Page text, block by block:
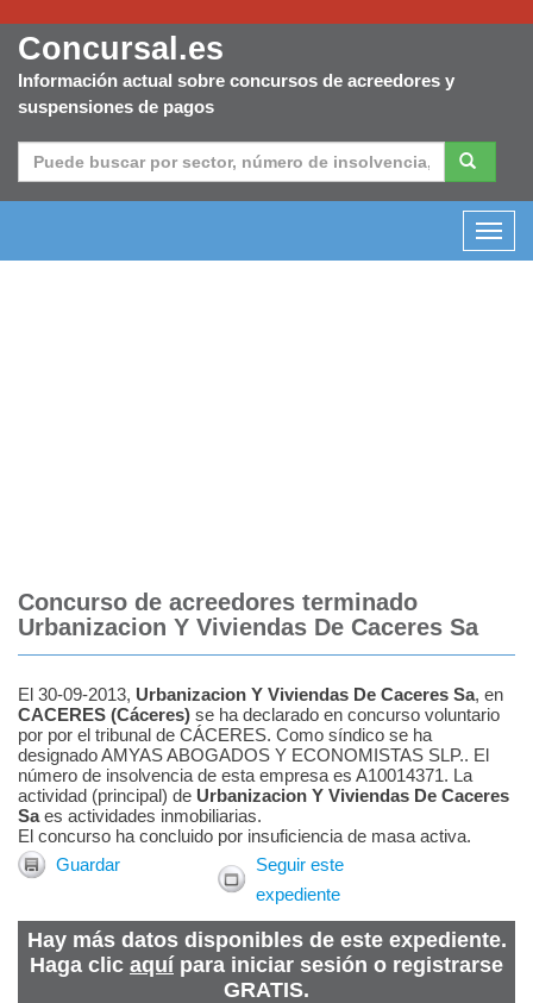
Concursal.es
Información actual sobre concursos de acreedores y
suspensiones de pagos
Concurso de acreedores terminado
Urbanizacion Y Viviendas De Caceres Sa
El 30-09-2013, Urbanizacion Y Viviendas De Caceres Sa, en
CACERES (Cáceres) se ha declarado en concurso voluntario
por por el tribunal de CÁCERES. Como síndico se ha
designadoAMYAS ABOGADOS Y ECONOMISTAS SLP.. El
número de insolvencia de esta empresa es A10014371. La
actividad (principal) de Urbanizacion Y Viviendas De Caceres
Saes actividades inmobiliarias.
El concurso ha concluido por insuficiencia de masa activa.
Guardar
Seguir este
expediente
Hay más datos disponibles de este expediente.
Haga clic aquí para iniciar sesión o registrarse
GRATIS.